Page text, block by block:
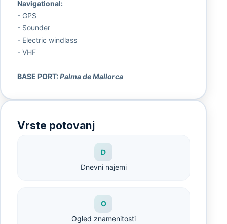
Navigational:
- GPS
- Sounder
- Electric windlass
- VHF
BASE PORT:Palma de Mallorca
Vrste potovanj
D
Dnevni najemi
O
Ogled znamenitosti